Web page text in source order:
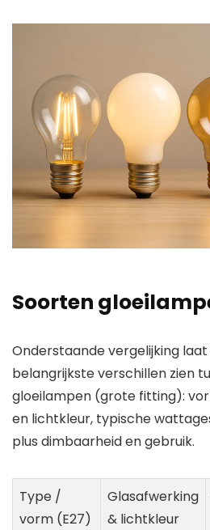
Soorten
Onderstaande vergelijking
belangrijkste verschillen zien
gloeilampen (grote fitting):
en lichtkleur, typische
plus dimbaarheid en gebruik.
Type /
vorm (E27)
Glasafwerking
& lichtkleur